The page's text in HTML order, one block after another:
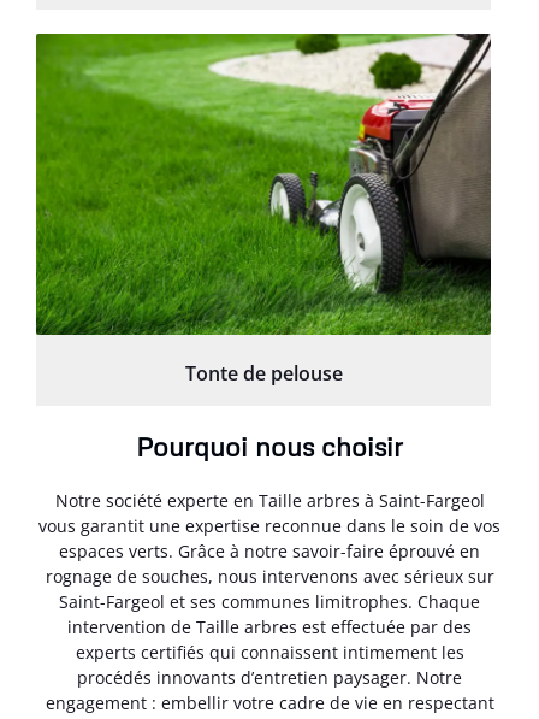
Tonte de pelouse
Pourquoi nous choisir
Notre société experte en Taille arbres à Saint-Fargeol
vous garantit une expertise reconnue dans le soin de vos
espaces verts. Grâce à notre savoir-faire éprouvé en
rognage de souches, nous intervenons avec sérieux sur
Saint-Fargeol et ses communes limitrophes. Chaque
intervention de Taille arbres est effectuée par des
experts certifiés qui connaissent intimement les
procédés innovants d’entretien paysager. Notre
engagement : embellir votre cadre de vie en respectant